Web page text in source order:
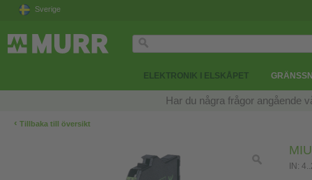
Sverige
ELEKTRONIK I ELSKÅPET
Har du några frågor angående
‹ Tillbaka till översikt
IN: